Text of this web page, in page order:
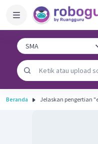
Beranda Jelaskan pengertian